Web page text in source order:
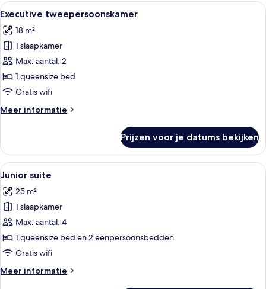
Alle
foto's
voor
Executive
tweepersoonskamer
laden
Een hotelkamer met een groot bed,
4
Executive tweepersoonskamer
18 m²
1 slaapkamer
Max. aantal: 2
1 queensize bed
Gratis wifi
Meer informatie
Meer
tweepersoonskamer
Prijzen voor je datums bekijken
Alle
foto's
voor
Junior
suite
laden
Een netjes opgemaakt bed met een
7
Junior suite
25 m²
1 slaapkamer
Max. aantal: 4
1 queensize bed en 2 eenpersoonsbedden
Gratis wifi
Meer informatie
Meer